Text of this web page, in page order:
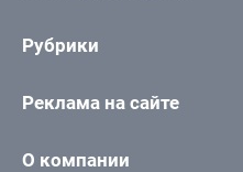
Рубрики
Реклама на сайте
О компании